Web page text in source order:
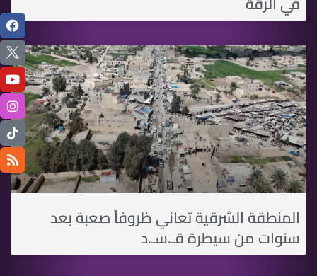
المنطقة الشرقية تعاني ظروفاً صعبة بعد
سنوات من سيطرة قـ.سـ.د